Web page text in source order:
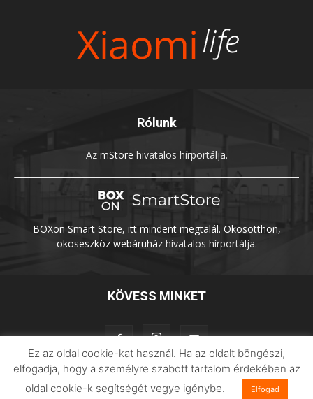
Rólunk
Az mStore hivatalos hírportálja.
BOXon Smart Store, itt mindent megtalál. Okosotthon,
okoseszköz webáruházhivatalos hírportálja.
KÖVESS MINKET
Adatvédelem Impresszum Imilab
Ez az oldal cookie-kat használ. Ha az oldalt böngészi,
elfogadja, hogy a személyre szabott tartalom érdekében az
oldal cookie-k segítségét vegye igénybe.
Elfogad